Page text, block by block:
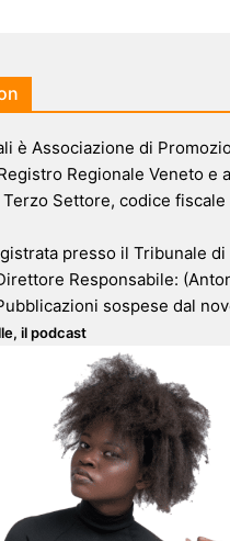
è Associazione di
Regionale Veneto e
Terzo Settore, codice
presso il Tribunale di
Responsabile:
sospese dal
il podcast